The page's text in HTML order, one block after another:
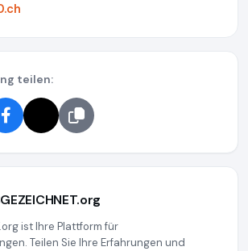
teilen:
ist Ihre Plattform für
Teilen Sie Ihre Erfahrungen und